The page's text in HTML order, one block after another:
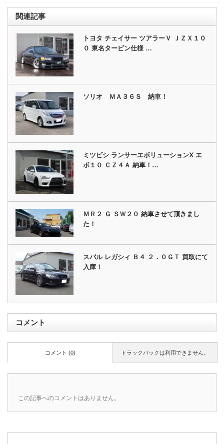
関連記事
トヨタ チェイサー ツアラーＶ ＪＺＸ１０
０ 東名タービン仕様 …
ソリオ ＭＡ３６Ｓ 納車！
ミツビシ ランサーエボリューションⅩ エ
ボ１０ ＣＺ４Ａ 納車！…
ＭＲ２ Ｇ ＳＷ２０ 納車させて頂きまし
た！
スバル レガシィ Ｂ４ ２．０ＧＴ 買取にて
入庫！
コメント
トラックバックは利用できません。
コメント (0)
この記事へのコメントはありません。